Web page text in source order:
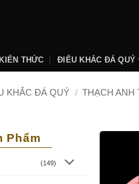
THỨC ĐIÊU KHẮC ĐÁ QUÝ
KHẮC ĐÁ QUÝ / THẠCH ANH
Phẩm
(149)